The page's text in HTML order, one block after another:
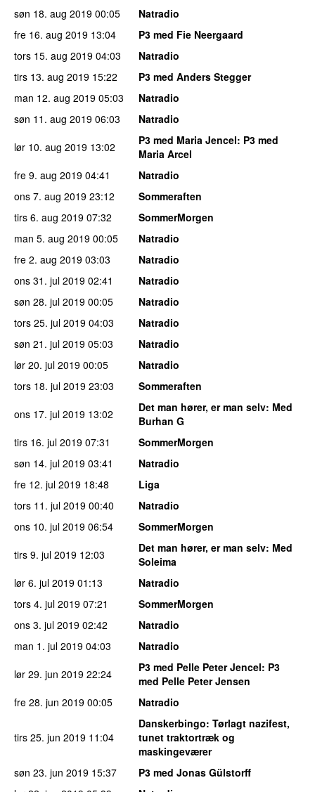
søn 18. aug 2019 00:05
Natradio
fre 16. aug 2019 13:04
P3 med Fie Neergaard
tors 15. aug 2019 04:03
Natradio
tirs 13. aug 2019 15:22
P3 med Anders Stegger
man 12. aug 2019 05:03
Natradio
søn 11. aug 2019 06:03
Natradio
lør 10. aug 2019 13:02 P3 med Maria Jencel: P3 med
Maria Arcel
fre 9. aug 2019 04:41
Natradio
ons 7. aug 2019 23:12
Sommeraften
tirs 6. aug 2019 07:32
SommerMorgen
man 5. aug 2019 00:05
Natradio
fre 2. aug 2019 03:03
Natradio
ons 31. jul 2019 02:41
Natradio
søn 28. jul 2019 00:05
Natradio
tors 25. jul 2019 04:03
Natradio
søn 21. jul 2019 05:03
Natradio
lør 20. jul 2019 00:05
Natradio
tors 18. jul 2019 23:03
Sommeraften
ons 17. jul 2019 13:02 Det man hører, er man selv: Med
Burhan G
tirs 16. jul 2019 07:31
SommerMorgen
søn 14. jul 2019 03:41
Natradio
fre 12. jul 2019 18:48
Liga
tors 11. jul 2019 00:40
Natradio
ons 10. jul 2019 06:54
SommerMorgen
tirs 9. jul 2019 12:03 Det man hører, er man selv: Med
Soleima
lør 6. jul 2019 01:13
Natradio
tors 4. jul 2019 07:21
SommerMorgen
ons 3. jul 2019 02:42
Natradio
man 1. jul 2019 04:03
Natradio
lør 29. jun 2019 22:24 P3 med Pelle Peter Jencel: P3
med Pelle Peter Jensen
fre 28. jun 2019 00:05 Natradio
tirs 25. jun 2019 11:04
Danskerbingo: Tørlagt nazifest,
tunet traktortræk og
maskingeværer
søn 23. jun 2019 15:37
P3 med Jonas Gülstorff